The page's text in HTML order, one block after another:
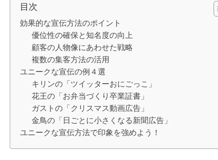
目次
効果的な宣伝方法のポイント
優位性の確保と知名度の向上
顧客の人物像にあわせた戦略
複数の集客方法の活用
ユニークな宣伝の例４選
キリンの「ツイッターおにごっこ」
花王の「お弁当づくり卒業証書」
ガストの「クリスマス動画広告」
金鳥の「日ごとに小さくなる新聞広告」
ユニークな宣伝方法で印象を強めよう！